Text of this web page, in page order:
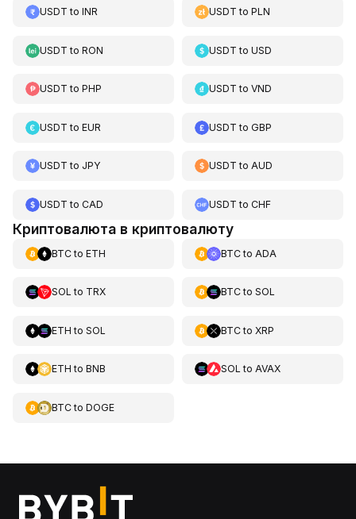
USDT to INR USDT toPLN
USDT to RON USDT toUSD
USDT to PHP USDT toVND
USDT to EUR USDT toGBP
USDT to JPY USDT toAUD
USDT to CAD USDT toCHF
Криптовалюта в криптовалюту
BTCto ETH BTCto ADA
SOL to TRX BTCto SOL
ETH to SOL BTCto XRP
ETH to BNB SOL to AVAX
BTCto DOGE